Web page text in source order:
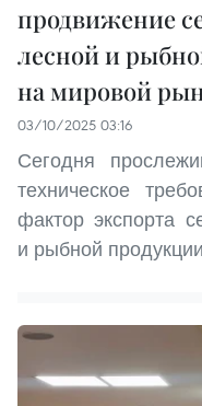
продвижение
лесной и
на мировой
03/10/2025 03:16
Сегодня
техническое
фактор экспорта
и рыбной